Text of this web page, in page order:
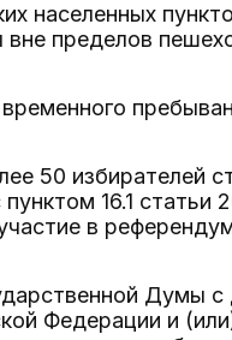
населенных
пределов
50 избирателей
16.1 статьи
в
Думы с
Федерации и